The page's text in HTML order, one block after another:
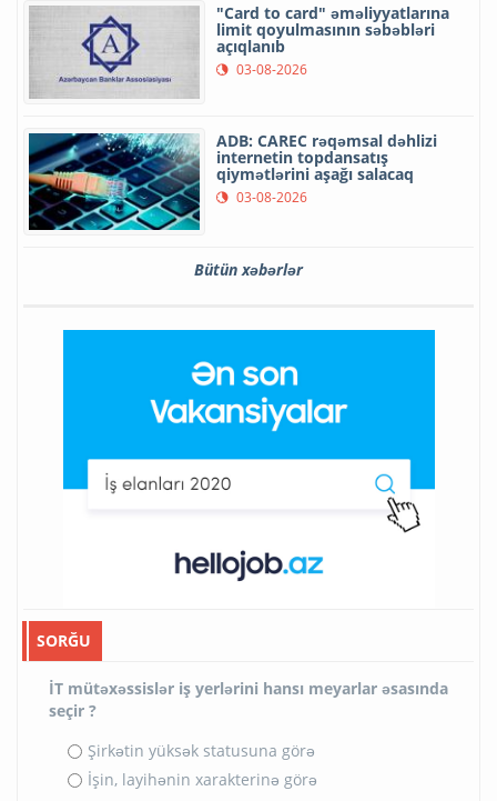
"Card to card" əməliyyatlarına
limit qoyulmasının səbəbləri
açıqlanıb
03-08-2026
ADB: CAREC rəqəmsal dəhlizi
internetin topdansatış
qiymətlərini aşağı salacaq
03-08-2026
Bütün xəbərlər
SORĞU
İT mütəxəssislər iş yerlərini hansı meyarlar əsasında
seçir ?
Şirkətin yüksək statusuna görə
İşin, layihənin xarakterinə görə